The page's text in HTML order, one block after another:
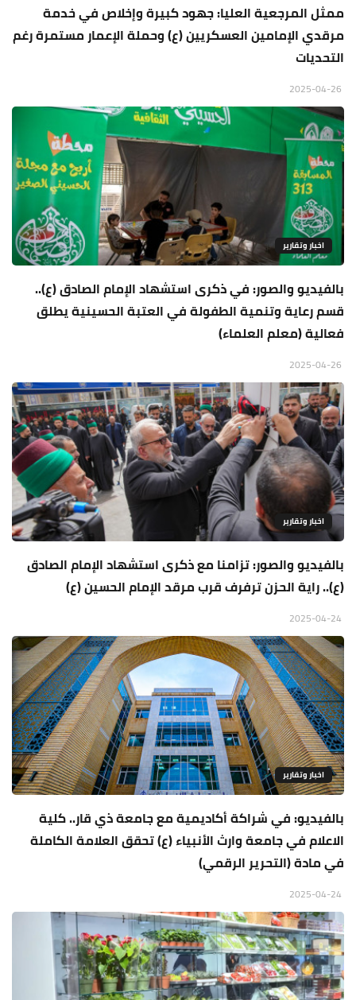
ممثل المرجعية العليا: جهود كبيرة وإخلاص في خدمة
مرقدي الإمامين العسكريين (ع) وحملة الإعمار مستمرة رغم
التحديات
اخبار وتقارير
بالفيديو والصور: في ذكرى استشهاد الإمام الصادق (ع)..
قسم رعاية وتنمية الطفولة في العتبة الحسينية يطلق
فعالية (معلم العلماء)
اخبار وتقارير
بالفيديو والصور: تزامنا مع ذكرى استشهاد الإمام الصادق
(ع).. راية الحزن ترفرف قرب مرقد الإمام الحسين (ع)
اخبار وتقارير
بالفيديو: في شراكة أكاديمية مع جامعة ذي قار.. كلية
الاعلام في جامعة وارث الأنبياء (ع) تحقق العلامة الكاملة
في مادة (التحرير الرقمي)